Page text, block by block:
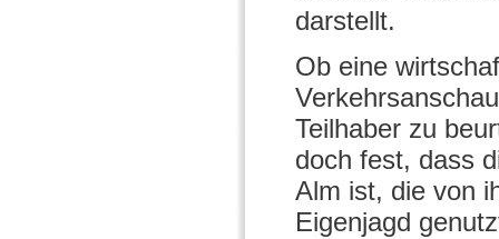
darstellt.
Ob eine
Teilhaber zu
doch fest, dass
Alm ist, die von
Eigenjagd